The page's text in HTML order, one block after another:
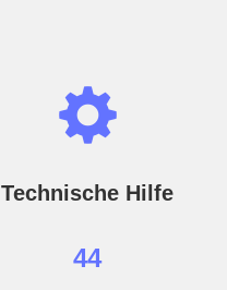
Technische Hilfe
44